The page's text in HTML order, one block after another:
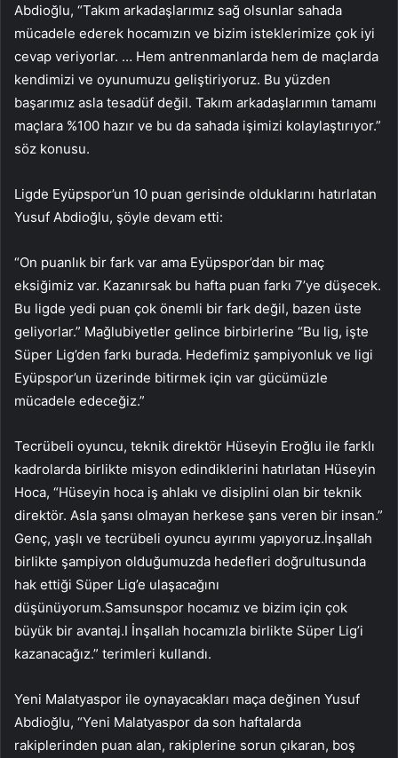
Abdioğlu, “Takım arkadaşlarımız sağ olsunlar sahada
mücadele ederek hocamızın ve bizim isteklerimize çok iyi
cevap veriyorlar. … Hem antrenmanlarda hem de maçlarda
kendimizi ve oyunumuzu geliştiriyoruz. Bu yüzden
başarımız asla tesadüf değil. Takım arkadaşlarımın tamamı
maçlara %100 hazır ve bu da sahada işimizi kolaylaştırıyor.”
söz konusu.
Ligde Eyüpspor’un 10 puan gerisinde olduklarını hatırlatan
Yusuf Abdioğlu, şöyle devam etti:
“On puanlık bir fark var ama Eyüpspor’dan bir maç
eksiğimiz var. Kazanırsak bu hafta puan farkı 7’ye düşecek.
Bu ligde yedi puan çok önemli bir fark değil, bazen üste
geliyorlar.” Mağlubiyetler gelince birbirlerine “Bu lig, işte
Süper Lig’den farkı burada. Hedefimiz şampiyonluk ve ligi
Eyüpspor’un üzerinde bitirmek için var gücümüzle
mücadele edeceğiz.”
Tecrübeli oyuncu, teknik direktör Hüseyin Eroğlu ile farklı
kadrolarda birlikte misyon edindiklerini hatırlatan Hüseyin
Hoca, “Hüseyin hoca iş ahlakı ve disiplini olan bir teknik
direktör. Asla şansı olmayan herkese şans veren bir insan.”
Genç, yaşlı ve tecrübeli oyuncu ayırımı yapıyoruz.İnşallah
birlikte şampiyon olduğumuzda hedefleri doğrultusunda
hak ettiği Süper Lig’e ulaşacağını
düşünüyorum.Samsunspor hocamız ve bizim için çok
büyük bir avantaj.I İnşallah hocamızla birlikte Süper Lig’i
kazanacağız.” terimleri kullandı.
Yeni Malatyaspor ile oynayacakları maça değinen Yusuf
Abdioğlu, “Yeni Malatyaspor da son haftalarda
rakiplerinden puan alan, rakiplerine sorun çıkaran, boş